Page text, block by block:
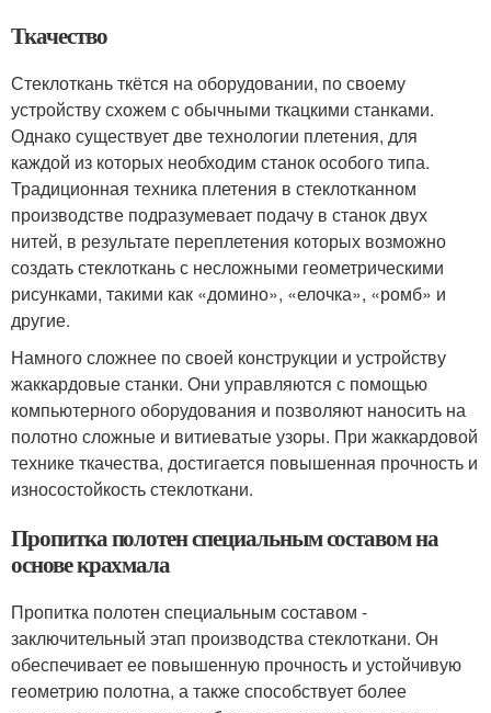
Ткачество
Стеклоткань ткётся на оборудовании, по своему
устройству схожем с обычными ткацкими станками.
Однако существует две технологии плетения, для
каждой из которых необходим станок особого типа.
Традиционная техника плетения в стеклотканном
производстве подразумевает подачу в станок двух
нитей, в результате переплетения которых возможно
создать стеклоткань с несложными геометрическими
рисунками, такими как «домино», «елочка», «ромб» и
другие.
Намного сложнее по своей конструкции и устройству
жаккардовые станки. Они управляются с помощью
компьютерного оборудования и позволяют наносить на
полотно сложные и витиеватые узоры. При жаккардовой
технике ткачества, достигается повышенная прочность и
износостойкость стеклоткани.
Пропитка полотен специальным составом на
основе крахмала
Пропитка полотен специальным составом -
заключительный этап производства стеклоткани. Он
обеспечивает ее повышенную прочность и устойчивую
геометрию полотна, а также способствует более